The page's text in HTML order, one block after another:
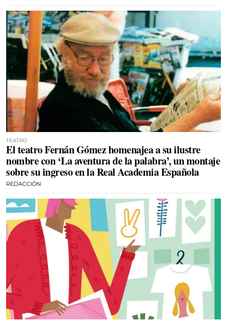
TEATRO
El teatro Fernán Gómez homenajea a su ilustre
nombre con ‘La aventura de la palabra’, un montaje
sobre su ingreso en la Real Academia Española
REDACCIÓN